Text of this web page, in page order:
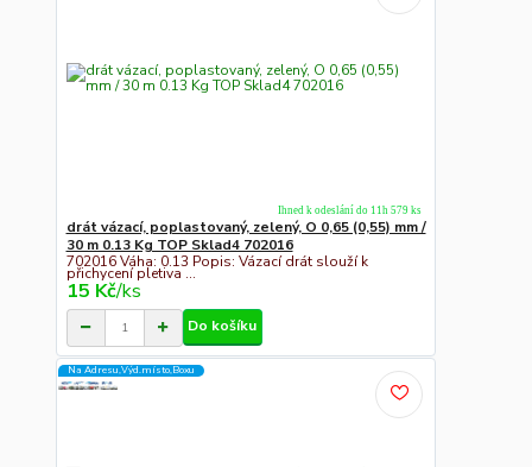
drát vázací, poplastovaný, zelený, O 0,65 (0,55) mm /
30 m 0.13 Kg TOP Sklad4 702016
702016 Váha: 0.13 Popis: Vázací drát slouží k
přichycení pletiva ...
15 Kč/ks
Ihned k odeslání do 11h 579 ks
Do košíku
Na Adresu,Výd.místo,Boxu